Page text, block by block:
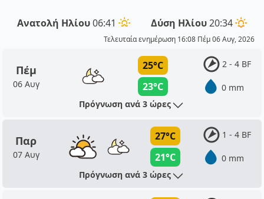
Ανατολή Ηλίου06:41 Δύση Ηλίου20:34
Τελευταία ενημέρωση 16:08 Πέμ 06 Αυγ, 2026
Πέμ
06 Αυγ
25°C
23°C
2 - 4 BF
0 mm
Πρόγνωση ανά 3 ώρες
Παρ
07 Αυγ
27°C
21°C
1 - 4 BF
0 mm
Πρόγνωση ανά 3 ώρες